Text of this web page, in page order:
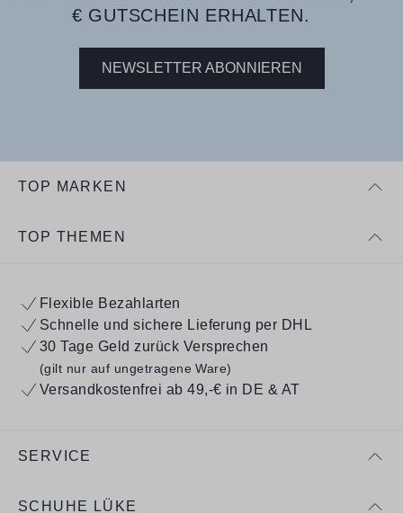
€ GUTSCHEIN ERHALTEN.
NEWSLETTER ABONNIEREN
TOP MARKEN
TOP THEMEN
Flexible Bezahlarten
Schnelle und sichere Lieferung per DHL
30 Tage Geld zurück Versprechen
(gilt nur auf ungetragene Ware)
Versandkostenfrei ab 49,-€ in DE & AT
SERVICE
SCHUHE LÜKE